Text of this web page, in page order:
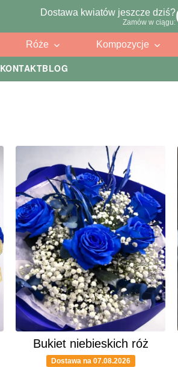
KONTAKTBLOG
Dostawa kwiatów jeszcze dziś?
Zamów w ciągu:
Róże Kompozycje
Bukiet niebieskich róż
Dostawa na 07.08.2026